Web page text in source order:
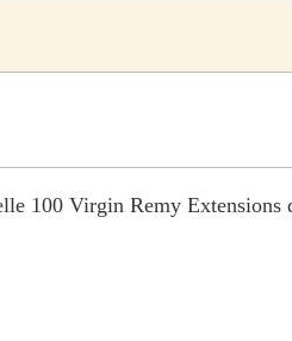
100 Virgin Remy